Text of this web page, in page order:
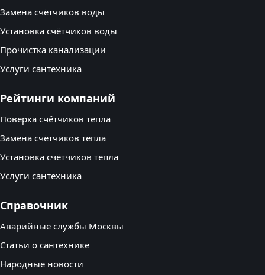
Замена счётчиков воды
Установка счётчиков воды
Прочистка канализации
Услуги сантехника
Рейтинги компаний
Поверка счётчиков тепла
Замена счётчиков тепла
Установка счётчиков тепла
Услуги сантехника
Справочник
Аварийные службы Москвы
Статьи о сантехнике
Народные новости